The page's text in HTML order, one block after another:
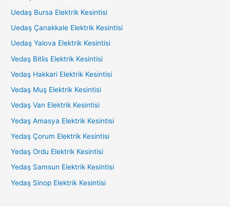
Uedaş Bursa Elektrik Kesintisi
Uedaş Çanakkale Elektrik Kesintisi
Uedaş Yalova Elektrik Kesintisi
Vedaş Bitlis Elektrik Kesintisi
Vedaş Hakkari Elektrik Kesintisi
Vedaş Muş Elektrik Kesintisi
Vedaş Van Elektrik Kesintisi
Yedaş Amasya Elektrik Kesintisi
Yedaş Çorum Elektrik Kesintisi
Yedaş Ordu Elektrik Kesintisi
Yedaş Samsun Elektrik Kesintisi
Yedaş Sinop Elektrik Kesintisi